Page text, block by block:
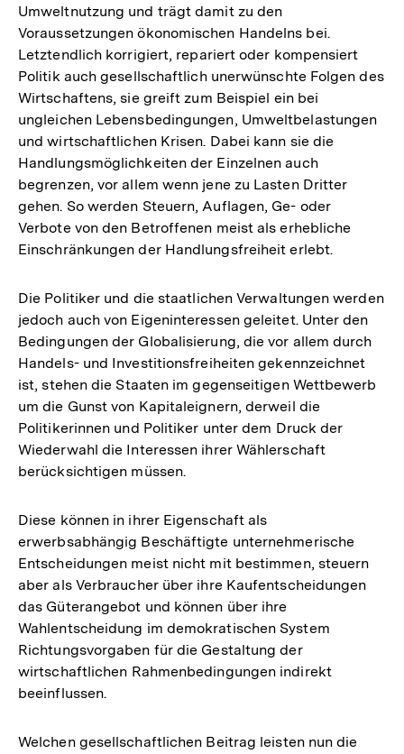
Umweltnutzung und trägt damit zu den
Voraussetzungen ökonomischen Handelns bei.
Letztendlich korrigiert, repariert oder kompensiert
Politik auch gesellschaftlich unerwünschte Folgen des
Wirtschaftens, sie greift zum Beispiel ein bei
ungleichen Lebensbedingungen, Umweltbelastungen
und wirtschaftlichen Krisen. Dabei kann sie die
Handlungsmöglichkeiten der Einzelnen auch
begrenzen, vor allem wenn jene zu Lasten Dritter
gehen. So werden Steuern, Auflagen, Ge- oder
Verbote von den Betroffenen meist als erhebliche
Einschränkungen der Handlungsfreiheit erlebt.
Die Politiker und die staatlichen Verwaltungen werden
jedoch auch von Eigeninteressen geleitet. Unter den
Bedingungen der Globalisierung, die vor allem durch
Handels- und Investitionsfreiheiten gekennzeichnet
ist, stehen die Staaten im gegenseitigen Wettbewerb
um die Gunst von Kapitaleignern, derweil die
Politikerinnen und Politiker unter dem Druck der
Wiederwahl die Interessen ihrer Wählerschaft
berücksichtigen müssen.
Diese können in ihrer Eigenschaft als
erwerbsabhängig Beschäftigte unternehmerische
Entscheidungen meist nicht mit bestimmen, steuern
aber als Verbraucher über ihre Kaufentscheidungen
das Güterangebot und können über ihre
Wahlentscheidung im demokratischen System
Richtungsvorgaben für die Gestaltung der
wirtschaftlichen Rahmenbedingungen indirekt
beeinflussen.
Welchen gesellschaftlichen Beitrag leisten nun die